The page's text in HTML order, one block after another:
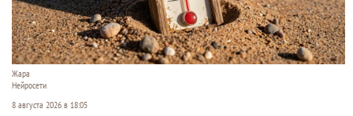
Жара
Нейросети
8 августа 2026 в 18:05